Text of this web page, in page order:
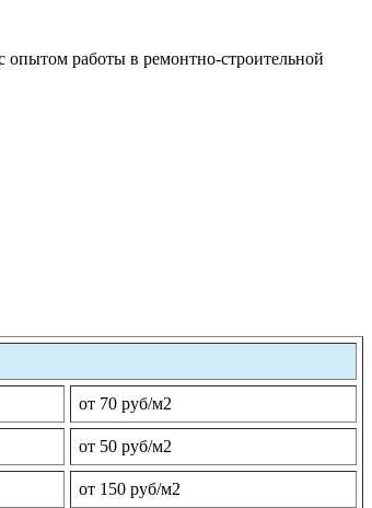
опытом работы в ремонтно-строительной
от 70 руб/м2
от 50 руб/м2
от 150 руб/м2